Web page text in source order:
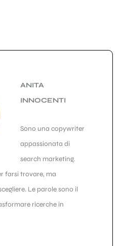
ANITA
INNOCENTI
Sono una copywriter
appassionata di
search marketing.
farsi trovare, ma
Le parole sono il
ricerche in